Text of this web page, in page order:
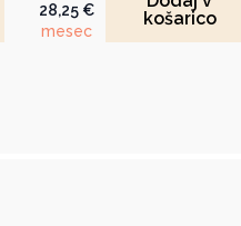
bila:
2.039,84 €.
1.733,62 €.
28,25 €
mesec
košarico